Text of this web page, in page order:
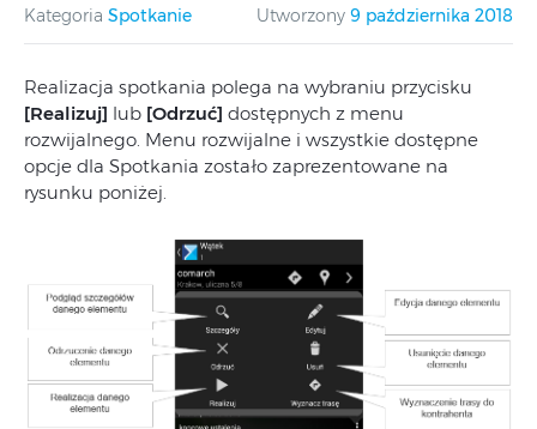
Kategoria Spotkanie Utworzony 9 października 2018
Realizacja spotkania polega na wybraniu przycisku
[Realizuj] lub [Odrzuć] dostępnych z menu
rozwijalnego. Menu rozwijalne i wszystkie dostępne
opcje dla Spotkania zostało zaprezentowane na
rysunku poniżej.